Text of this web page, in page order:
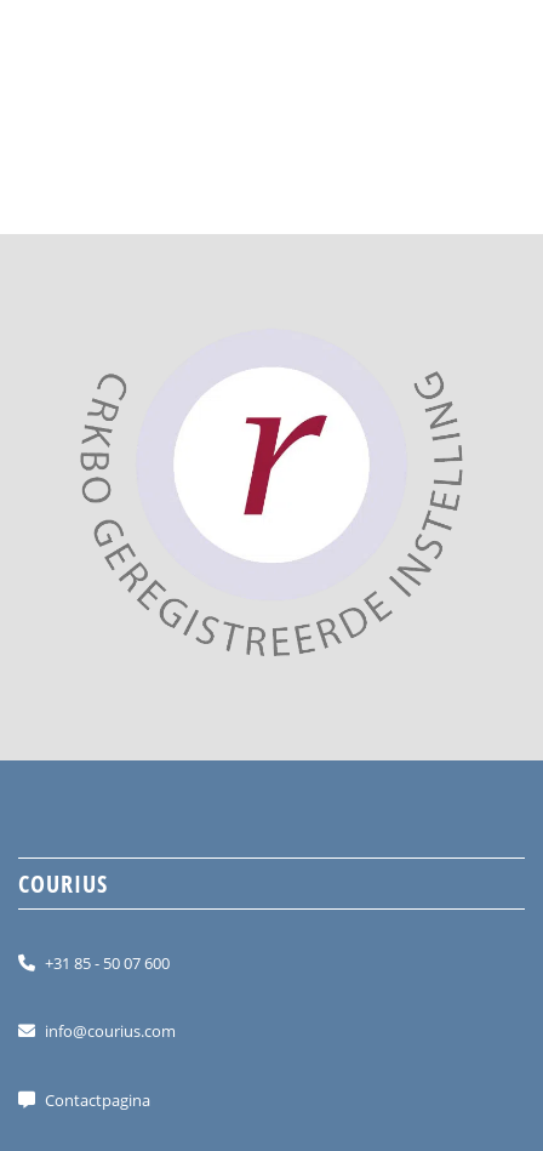
COURIUS
+31 85 - 50 07 600
info@courius.com
Contactpagina